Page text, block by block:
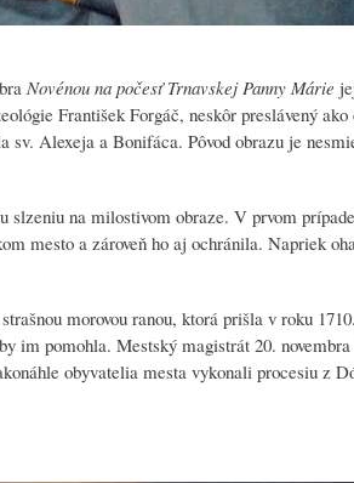
Novénou na počesť Trnavskej Panny Márie
František Forgáč, neskôr preslávený
Alexeja a Bonifáca. Pôvod obrazu je
na milostivom obraze. V prvom
mesto a zároveň ho aj ochránila. Napriek
morovou ranou, ktorá prišla v roku
im pomohla. Mestský magistrát 20.
obyvatelia mesta vykonali procesiu z